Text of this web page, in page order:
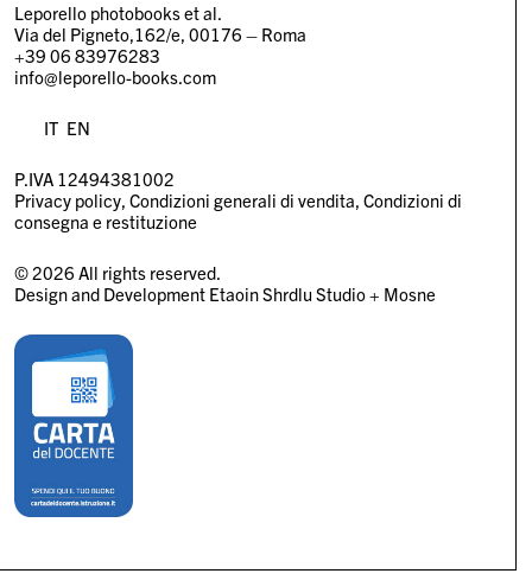
Leporello photobooks et al.
Via del Pigneto,162/e, 00176 – Roma
+39 06 83976283
info@leporello-books.com
IT EN
P.IVA 12494381002
Privacy policy Condizioni generali di vendita Condizioni di
consegna e restituzione
© 2026 All rights reserved.
Design and Development Etaoin Shrdlu Studio+ Mosne